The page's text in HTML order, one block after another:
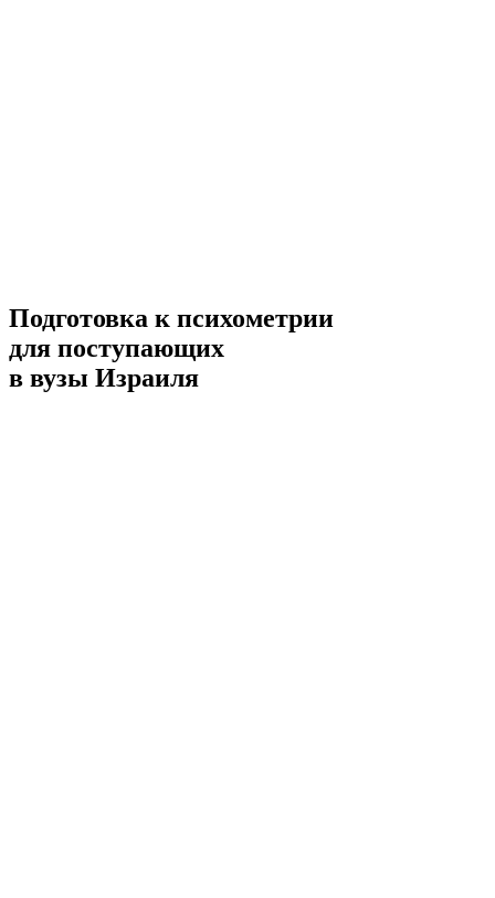
Подготовка к психометрии
для поступающих
в вузы Израиля